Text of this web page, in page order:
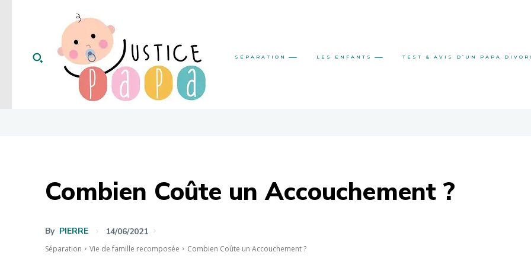
SÉPARATION LES ENFANTS TEST & AVIS D’UN PAPA
Combien Coûte un Accouchement ?
By PIERRE 14/06/2021
Séparation Vie de famille recomposée Combien Coûte un Accouchement ?